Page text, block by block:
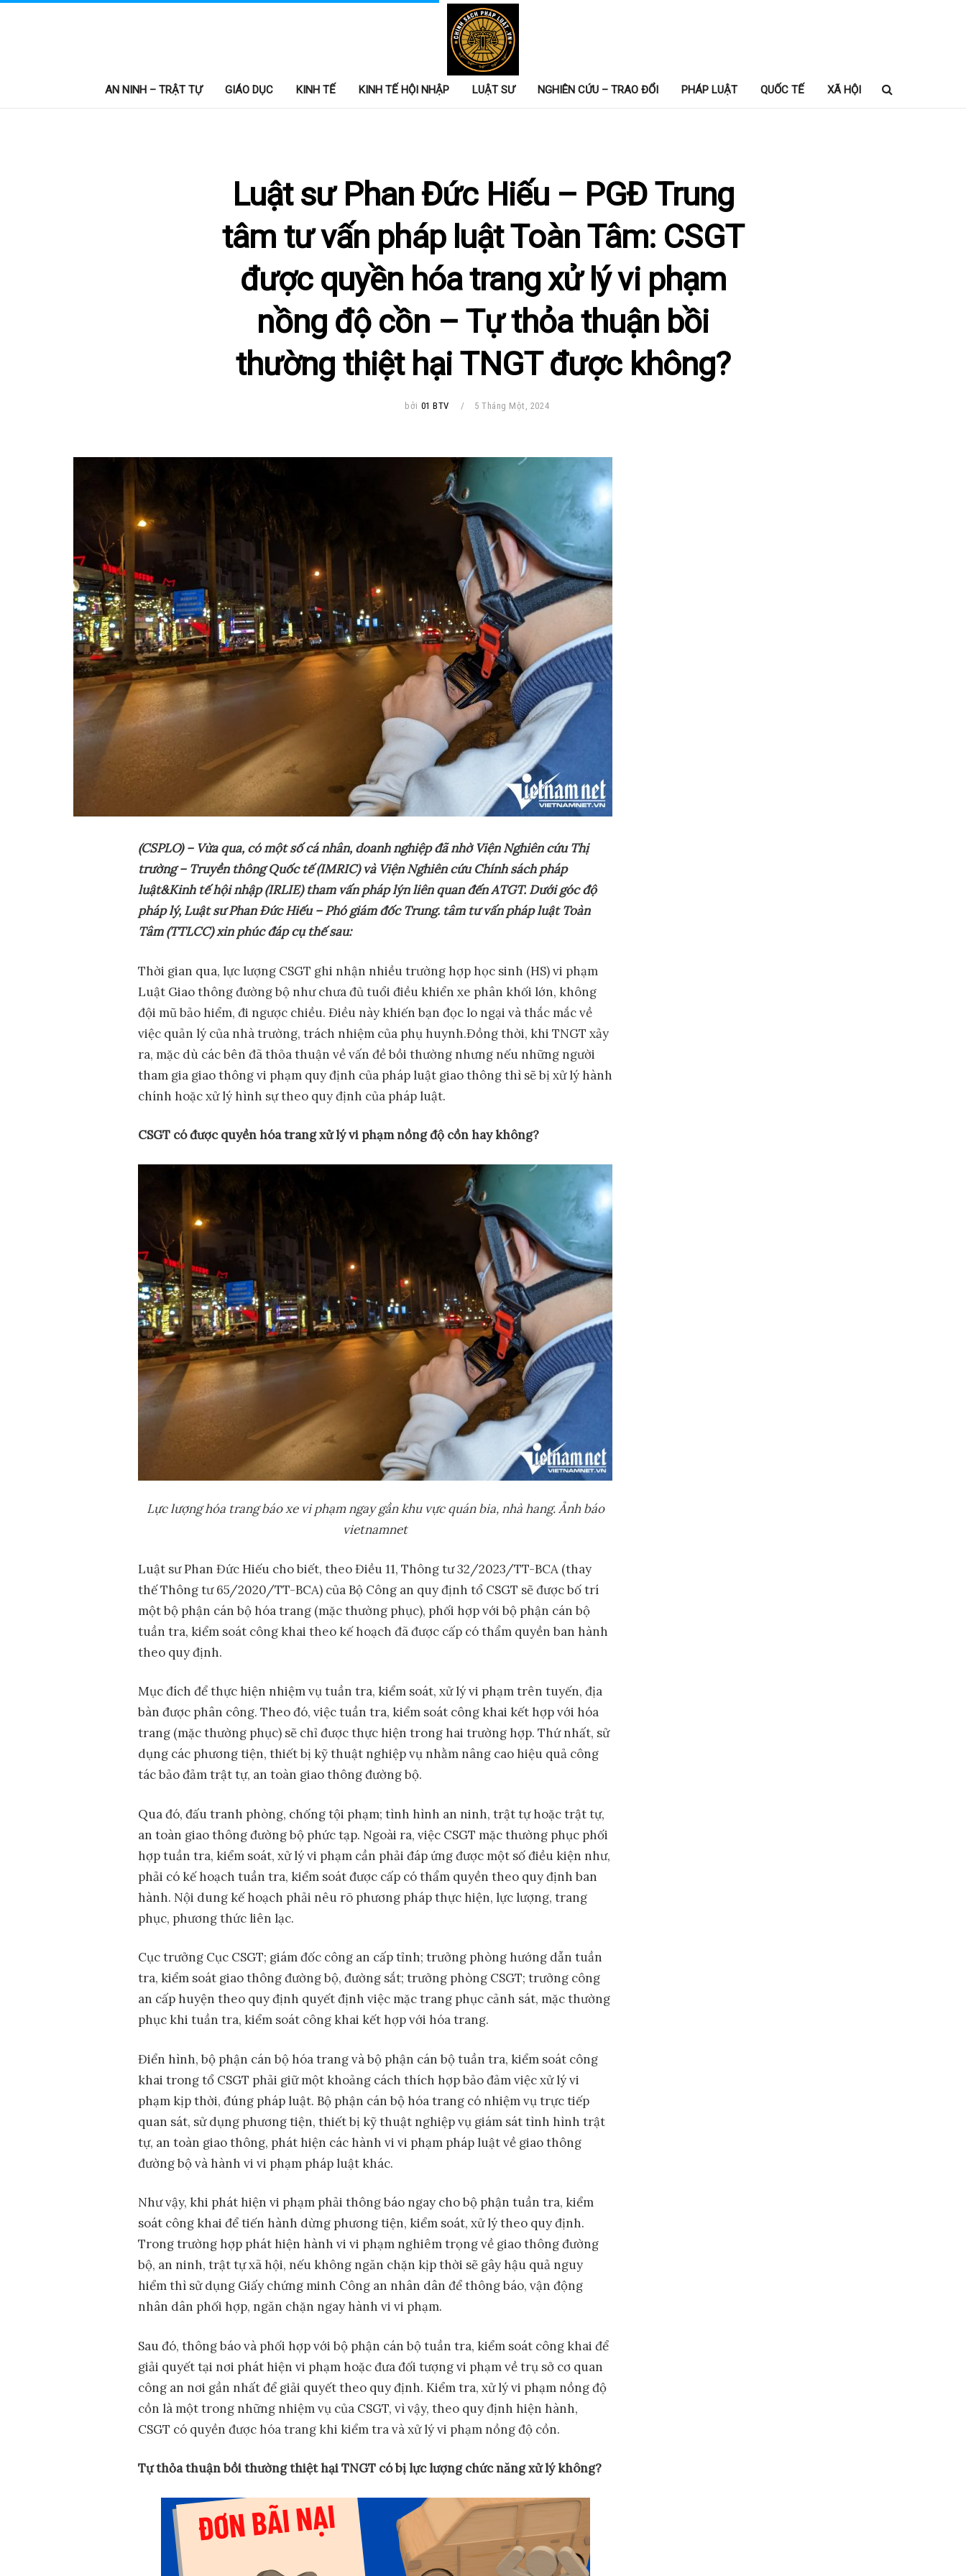
AN NINH – TRẬT TỰ GIÁO DỤC KINH TẾ KINH TẾ HỘI NHẬP LUẬT SƯ NGHIÊN CỨU – TRAO ĐỔI PHÁP LUẬT QUỐC TẾ XÃ HỘI
Luật sư Phan Đức Hiếu – PGĐ Trung
tâm tư vấn pháp luật Toàn Tâm: CSGT
được quyền hóa trang xử lý vi phạm
nồng độ cồn – Tự thỏa thuận bồi
thường thiệt hại TNGT được không?
bởi 01 BTV 5 Tháng Một, 2024
(CSPLO) – Vừa qua, có một số cá nhân, doanh nghiệp đã nhờ Viện Nghiên cứu Thị
trường – Truyền thông Quốc tế (IMRIC) và Viện Nghiên cứu Chính sách pháp
luật&Kinh tế hội nhập (IRLIE) tham vấn pháp lýn liên quan đến ATGT. Dưới góc độ
pháp lý, Luật sư Phan Đức Hiếu – Phó giám đốc Trung. tâm tư vấn pháp luật Toàn
Tâm (TTLCC) xin phúc đáp cụ thế sau:
Thời gian qua, lực lượng CSGT ghi nhận nhiều trường hợp học sinh (HS) vi phạm
Luật Giao thông đường bộ như chưa đủ tuổi điều khiển xe phân khối lớn, không
đội mũ bảo hiểm, đi ngược chiều. Điều này khiến bạn đọc lo ngại và thắc mắc về
việc quản lý của nhà trường, trách nhiệm của phụ huynh.Đồng thời, khi TNGT xảy
ra, mặc dù các bên đã thỏa thuận về vấn đề bồi thường nhưng nếu những người
tham gia giao thông vi phạm quy định của pháp luật giao thông thì sẽ bị xử lý hành
chính hoặc xử lý hình sự theo quy định của pháp luật.
CSGT cóđược quyềnhóa trang xử lý vi phạm nồng độ cồnhay không?
Lực lượng hóa trang báo xe vi phạm ngay gần khu vực quán bia, nhà hang. Ảnh báo
vietnamnet
Luật sư Phan Đức Hiếu cho biết, theo Điều 11, Thông tư 32/2023/TT-BCA (thay
thế Thông tư 65/2020/TT-BCA) của Bộ Công an quy định tổ CSGT sẽ được bố trí
một bộ phận cán bộ hóa trang (mặc thường phục), phối hợp với bộ phận cán bộ
tuần tra, kiểm soát công khai theo kế hoạch đã được cấp có thẩm quyền ban hành
theo quy định.
Mục đích để thực hiện nhiệm vụ tuần tra, kiểm soát, xử lý vi phạm trên tuyến, địa
bàn được phân công. Theo đó, việc tuần tra, kiểm soát công khai kết hợp với hóa
trang (mặc thường phục) sẽ chỉ được thực hiện trong hai trường hợp. Thứ nhất, sử
dụng các phương tiện, thiết bị kỹ thuật nghiệp vụ nhằm nâng cao hiệu quả công
tác bảo đảm trật tự, an toàn giao thông đường bộ.
Qua đó, đấu tranh phòng, chống tội phạm; tình hình an ninh, trật tự hoặc trật tự,
an toàn giao thông đường bộ phức tạp. Ngoài ra, việc CSGT mặc thường phục phối
hợp tuần tra, kiểm soát, xử lý vi phạm cần phải đáp ứng được một số điều kiện như,
phải có kế hoạch tuần tra, kiểm soát được cấp có thẩm quyền theo quy định ban
hành. Nội dung kế hoạch phải nêu rõ phương pháp thực hiện, lực lượng, trang
phục, phương thức liên lạc.
Cục trưởng Cục CSGT; giám đốc công an cấp tỉnh; trưởng phòng hướng dẫn tuần
tra, kiểm soát giao thông đường bộ, đường sắt; trưởng phòng CSGT; trưởng công
an cấp huyện theo quy định quyết định việc mặc trang phục cảnh sát, mặc thường
phục khi tuần tra, kiểm soát công khai kết hợp với hóa trang.
Điển hình, bộ phận cán bộ hóa trang và bộ phận cán bộ tuần tra, kiểm soát công
khai trong tổ CSGT phải giữ một khoảng cách thích hợp bảo đảm việc xử lý vi
phạm kịp thời, đúng pháp luật. Bộ phận cán bộ hóa trang có nhiệm vụ trực tiếp
quan sát, sử dụng phương tiện, thiết bị kỹ thuật nghiệp vụ giám sát tình hình trật
tự, an toàn giao thông, phát hiện các hành vi vi phạm pháp luật về giao thông
đường bộ và hành vi vi phạm pháp luật khác.
Như vậy, khi phát hiện vi phạm phải thông báo ngay cho bộ phận tuần tra, kiểm
soát công khai để tiến hành dừng phương tiện, kiểm soát, xử lý theo quy định.
Trong trường hợp phát hiện hành vi vi phạm nghiêm trọng về giao thông đường
bộ, an ninh, trật tự xã hội, nếu không ngăn chặn kịp thời sẽ gây hậu quả nguy
hiểm thì sử dụng Giấy chứng minh Công an nhân dân để thông báo, vận động
nhân dân phối hợp, ngăn chặn ngay hành vi vi phạm.
Sau đó, thông báo và phối hợp với bộ phận cán bộ tuần tra, kiểm soát công khai để
giải quyết tại nơi phát hiện vi phạm hoặc đưa đối tượng vi phạm về trụ sở cơ quan
công an nơi gần nhất để giải quyết theo quy định. Kiểm tra, xử lý vi phạm nồng độ
cồn là một trong những nhiệm vụ của CSGT, vì vậy, theo quy định hiện hành,
CSGT có quyền được hóa trang khi kiểm tra và xử lý vi phạm nồng độ cồn.
Tự thỏa thuận bồi thường thiệt hại TNGT cóbị lực lượng chức năng xử lýkhông?